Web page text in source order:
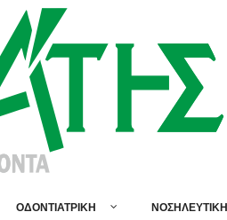
ΟΔΟΝΤΙΑΤΡΙΚΗ ΝΟΣΗΛΕΥΤΙΚΗ